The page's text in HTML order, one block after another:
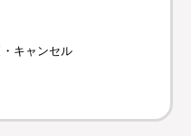
キャンセル